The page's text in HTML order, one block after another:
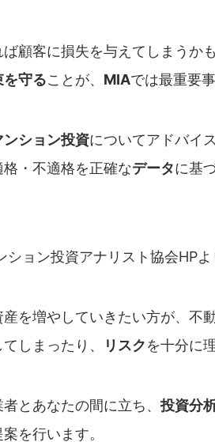
顧客に損失を与えてしまうか
を守ることが、 MIAでは最重要
ンション投資についてアドバイ
・不適格を正確なデータに基
ション投資アナリスト協会HPよ
を増やしていきたい方が、不
てしまったり、 リスクを十分に
とあなたの間に立ち、投資分
を行います。